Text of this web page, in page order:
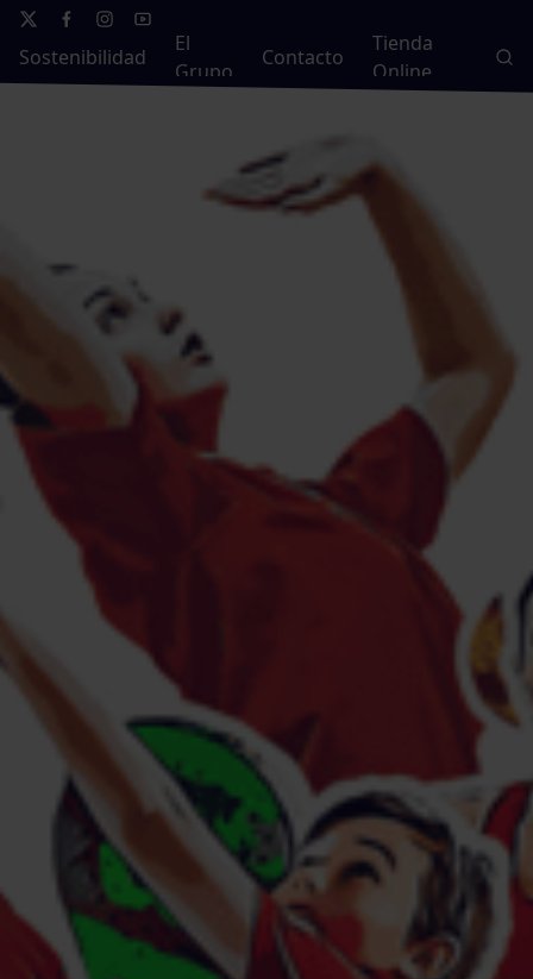
Sostenibilidad
El
Grupo
Contacto
Tienda
Online